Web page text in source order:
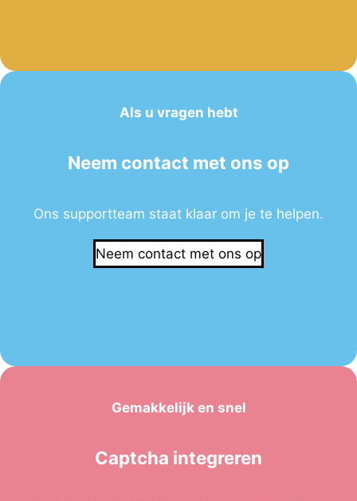
Als u vragen hebt
Neem contact met ons op
Ons supportteam staat klaar om je te helpen.
Neem contact met ons op
Gemakkelijk en snel
Captcha integreren